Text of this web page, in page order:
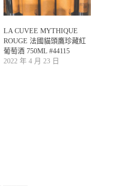
LA CUVEE MYTHIQUE
ROUGE 法國貓頭鷹珍藏紅
葡萄酒 750ML #44115
2022 年 4 月 23 日